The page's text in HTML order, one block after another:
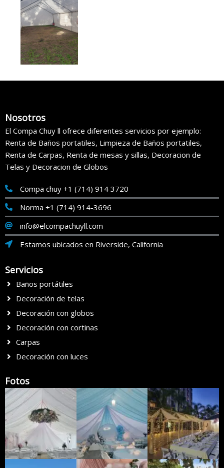
Nosotros
El Compa Chuy ll ofrece diferentes servicios por ejemplo:
Renta de Baños portatiles, Limpieza de Baños portatiles,
Renta de Carpas, Renta de mesas y sillas, Decoracion de
Telas y Decoracion de Globos
Compa chuy +1 (714) 914 3720
Norma +1 (714) 914-3696
info@elcompachuyll.com
Estamos ubicados en Riverside, California
Servicios
Baños portátiles
Decoración de telas
Decoración con globos
Decoración con cortinas
Carpas
Decoración con luces
Fotos